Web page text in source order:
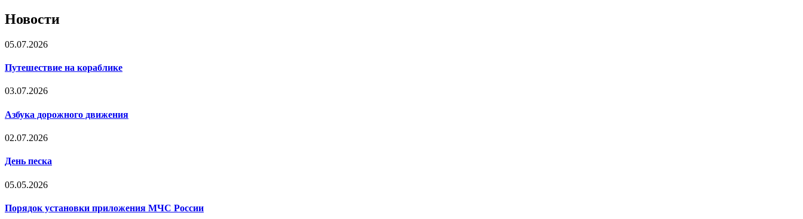
Новости
05.07.2026
Путешествие на кораблике
03.07.2026
Азбука дорожного движения
02.07.2026
День песка
05.05.2026
Порядок установки приложения МЧС России